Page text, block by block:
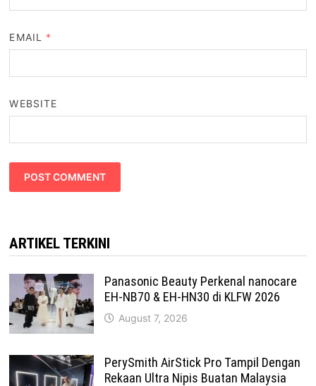
EMAIL *
WEBSITE
ARTIKEL TERKINI
Panasonic Beauty Perkenal nanocare
EH-NB70 & EH-HN30 di KLFW 2026
August 7, 2026
PerySmith AirStick Pro Tampil Dengan
Rekaan Ultra Nipis Buatan Malaysia